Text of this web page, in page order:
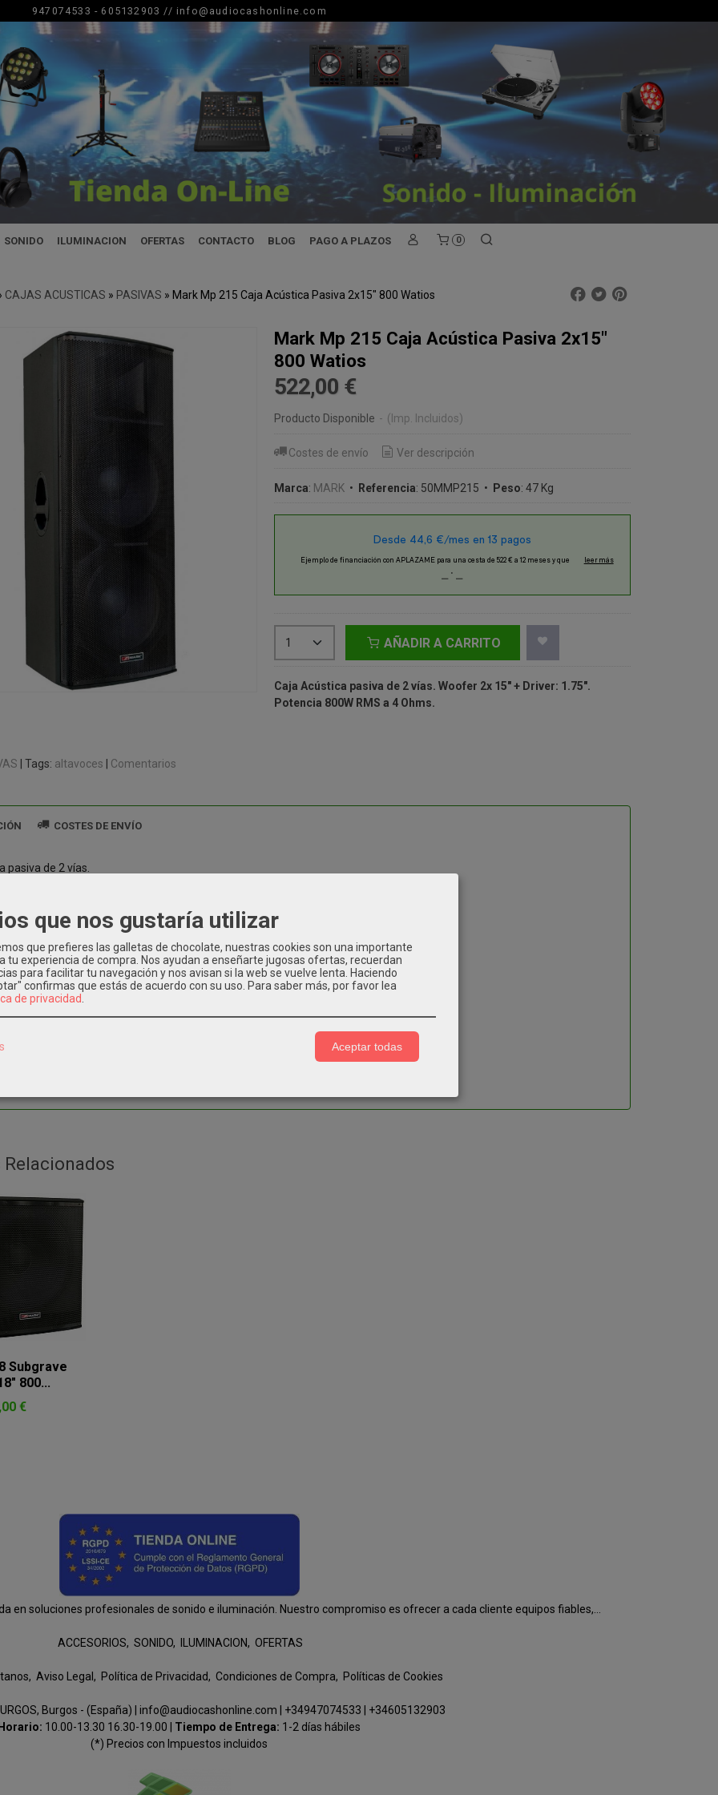
947074533 - 605132903 // info@audiocashonline.com
SONIDO ILUMINACION OFERTAS CONTACTO BLOG PAGO A PLAZOS 0
CAJAS ACUSTICAS » PASIVAS » Mark Mp 215 Caja Acústica Pasiva 2x15" 800 Watios
Mark Mp 215 Caja Acústica Pasiva 2x15"
800 Watios
522,00 €
Producto Disponible - (Imp. Incluidos)
Costes de envío Ver descripción
Marca: MARK• Referencia: 50MMP215 • Peso: 47 Kg
AÑADIR A CARRITO
Caja Acústica pasiva de 2 vías. Woofer 2x 15" + Driver: 1.75".
Potencia 800W RMS a 4 Ohms.
Tags: altavoces Comentarios
COSTES DE ENVÍO
pasiva de 2 vías.
4 ohm.
800W RMS.
en frecuencia: 55 Hz - 20 kHz.
98 dB.
128 dB.
2 x XLN4.
(An x Al x Pr): 520 x 510 x 1230 mm.
Subgrave
800...
€
en soluciones profesionales de sonido e iluminación. Nuestro compromiso es ofrecer a cada cliente equipos fiables,...
ACCESORIOS SONIDO ILUMINACION OFERTAS
Aviso Legal Política de Privacidad Condiciones de Compra Políticas de Cookies
Burgos - (España) | info@audiocashonline.com | +34947074533
+34605132903
Horario: 10.00-13.30 16.30-19.00 | Tiempo de Entrega: 1-2 días hábiles
(*) Precios con Impuestos incluidos
que nos gustaría utilizar
que prefieres las galletas de chocolate, nuestras cookies son una importante
tu experiencia de compra. Nos ayudan a enseñarte jugosas ofertas, recuerdan
para facilitar tu navegación y nos avisan si la web se vuelve lenta. Haciendo
confirmas que estás de acuerdo con su uso. Para saber más, por favor lea
de privacidad.
Aceptar todas